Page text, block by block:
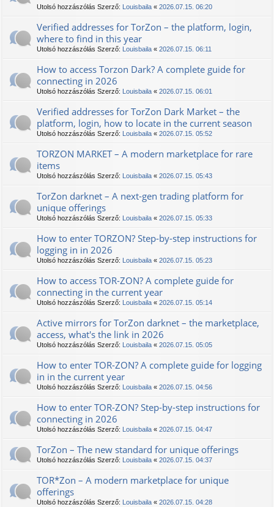
Utolsó hozzászólás Szerző: Louisbaila « 2026.07.15. 06:20
Verified addresses for TorZon – the platform, login,
where to find in this year
Utolsó hozzászólás Szerző: Louisbaila « 2026.07.15. 06:11
How to access Torzon Dark? A complete guide for
connecting in 2026
Utolsó hozzászólás Szerző: Louisbaila « 2026.07.15. 06:01
Verified addresses for TorZon Dark Market – the
platform, login, how to locate in the current season
Utolsó hozzászólás Szerző: Louisbaila « 2026.07.15. 05:52
TORZON MARKET – A modern marketplace for rare
items
Utolsó hozzászólás Szerző: Louisbaila « 2026.07.15. 05:43
TorZon darknet – A next-gen trading platform for
unique offerings
Utolsó hozzászólás Szerző: Louisbaila « 2026.07.15. 05:33
How to enter ТОRZON? Step-by-step instructions for
logging in in 2026
Utolsó hozzászólás Szerző: Louisbaila « 2026.07.15. 05:23
How to access TOR-ZON? A complete guide for
connecting in the current year
Utolsó hozzászólás Szerző: Louisbaila « 2026.07.15. 05:14
Active mirrors for TorZon darknet – the marketplace,
access, what's the link in 2026
Utolsó hozzászólás Szerző: Louisbaila « 2026.07.15. 05:05
How to enter TOR-ZON? A complete guide for logging
in in the current year
Utolsó hozzászólás Szerző: Louisbaila « 2026.07.15. 04:56
How to enter TOR-ZON? Step-by-step instructions for
connecting in 2026
Utolsó hozzászólás Szerző: Louisbaila « 2026.07.15. 04:47
TorZon – The new standard for unique offerings
Utolsó hozzászólás Szerző: Louisbaila « 2026.07.15. 04:37
TOR*Zon – A modern marketplace for unique
offerings
Utolsó hozzászólás Szerző: Louisbaila « 2026.07.15. 04:28